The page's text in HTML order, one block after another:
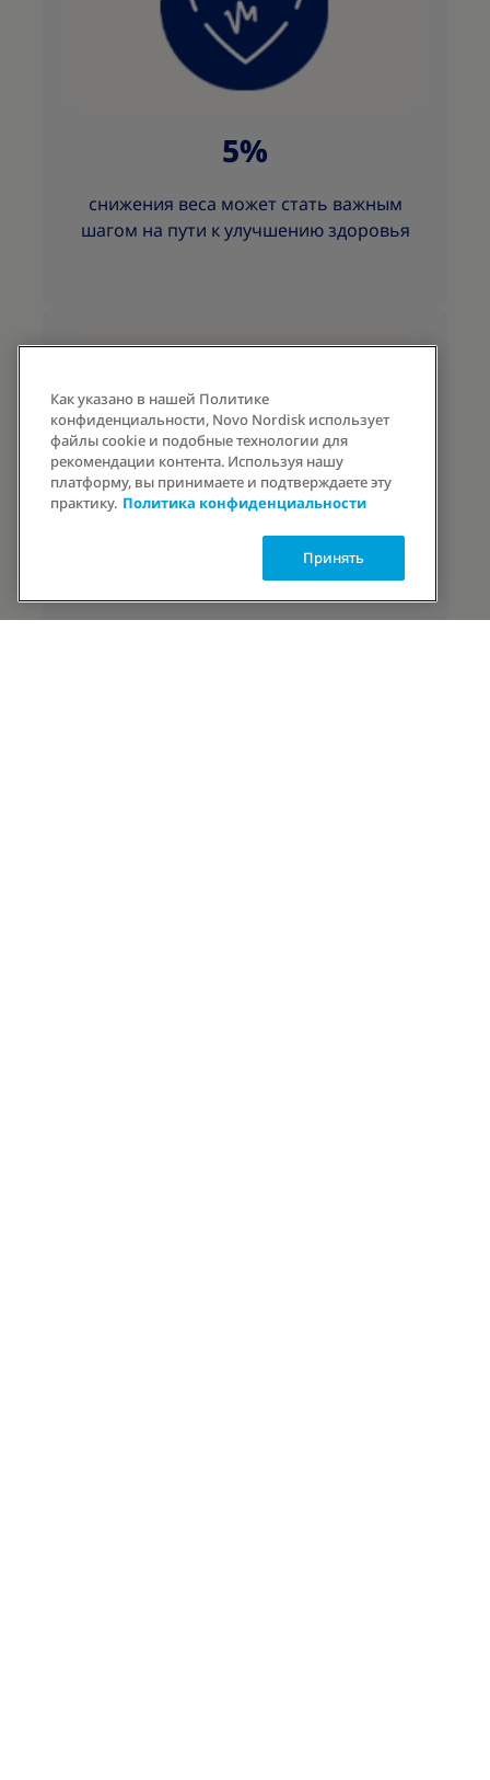
5%
снижения веса может стать важным
шагом на пути к улучшению здоровья
2,9×
людей чаще достигают своих целей при
Как указано в нашей Политике
конфиденциальности, Novo Nordisk использует
файлы cookie и подобные технологии для
рекомендации контента. Используя нашу
платформу, вы принимаете и подтверждаете эту
практику. Политика конфиденциальности
Принять